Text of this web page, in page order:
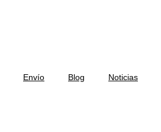
Envío Blog Noticias